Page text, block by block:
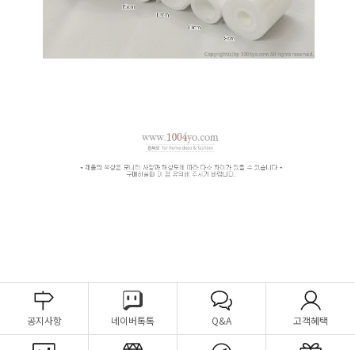
공지사항 네이버톡톡 Q&A 고객혜택